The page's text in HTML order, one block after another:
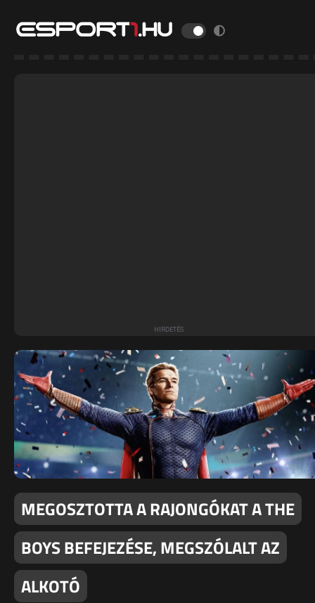
MEGOSZTOTTA A RAJONGÓKAT A THE
BOYS BEFEJEZÉSE, MEGSZÓLALT AZ
ALKOTÓ